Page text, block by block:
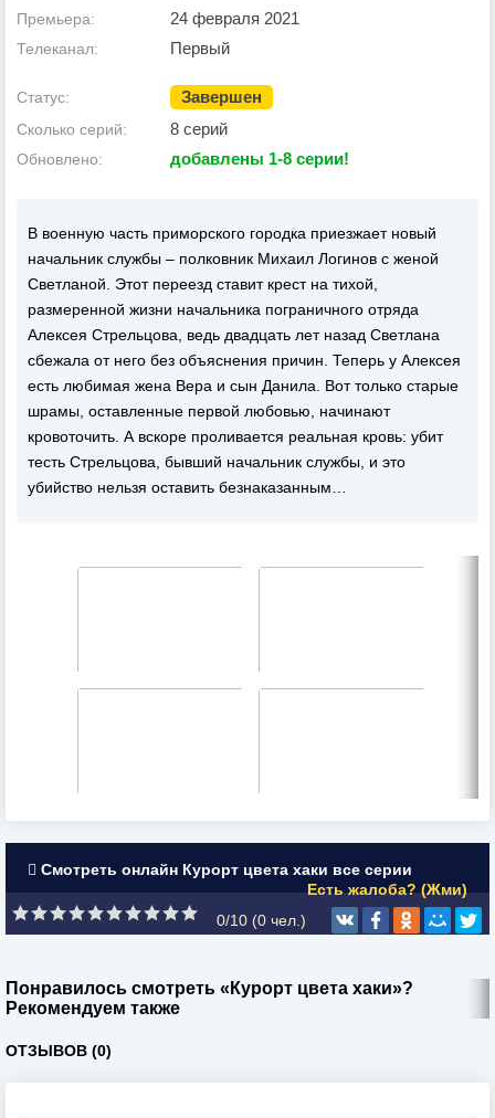
Премьера: 24 февраля 2021
Телеканал: Первый
Статус: Завершен
Сколько серий: 8 серий
Обновлено: добавлены 1-8 серии!
В военную часть приморского городка приезжает новый
начальник службы – полковник Михаил Логинов с женой
Светланой. Этот переезд ставит крест на тихой,
размеренной жизни начальника пограничного отряда
Алексея Стрельцова, ведь двадцать лет назад Светлана
сбежала от него без объяснения причин. Теперь у Алексея
есть любимая жена Вера и сын Данила. Вот только старые
шрамы, оставленные первой любовью, начинают
кровоточить. А вскоре проливается реальная кровь: убит
тесть Стрельцова, бывший начальник службы, и это
убийство нельзя оставить безнаказанным…
Смотреть онлайн Курорт цвета хаки все серии
Есть жалоба? (Жми)
0/10 (0 чел.)
Понравилось смотреть «Курорт цвета хаки»?
Рекомендуем также
ОТЗЫВОВ (0)